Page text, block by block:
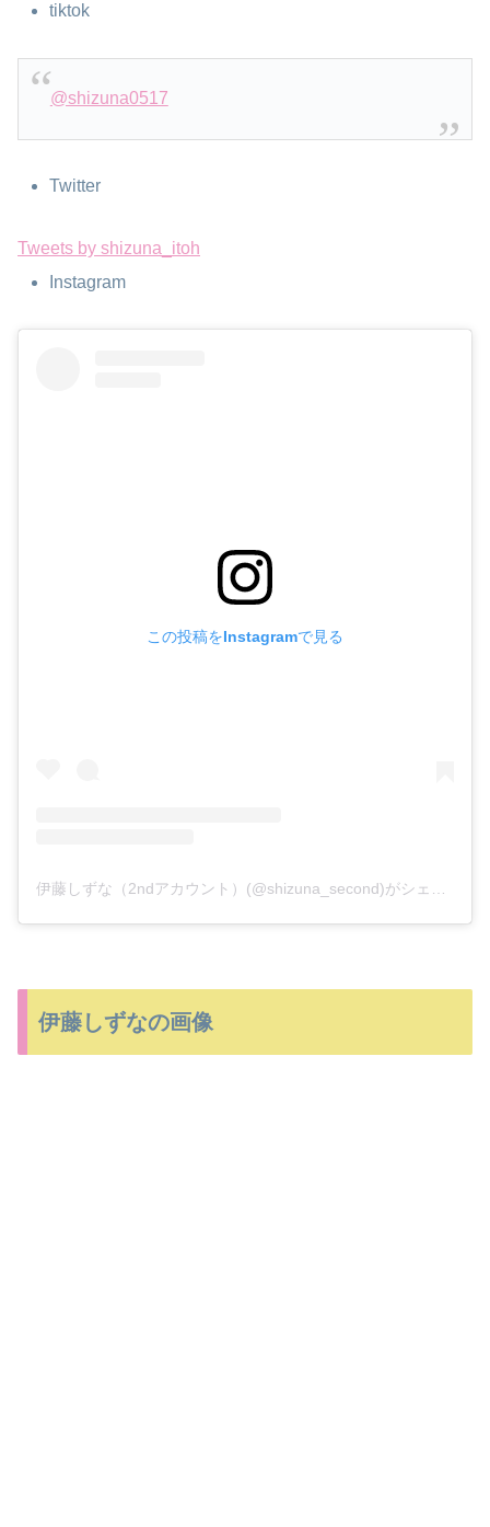
tiktok
@shizuna0517
Twitter
Tweets by shizuna_itoh
Instagram
この投稿をInstagramで見る
伊藤しずな（2ndアカウント）(@shizuna_second)がシェアした投稿
伊藤しずなの画像